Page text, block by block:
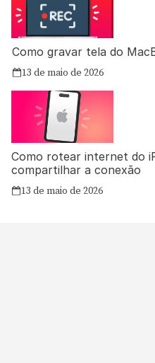
Como gravar tela do
13 de maio de 2026
Como rotear internet do
compartilhar a conexão
13 de maio de 2026